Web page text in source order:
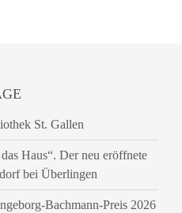
St. Gallen
Haus“. Der neu eröffnete
bei Überlingen
Bachmann-Preis 2026